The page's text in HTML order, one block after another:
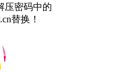
压密码中的
替换！